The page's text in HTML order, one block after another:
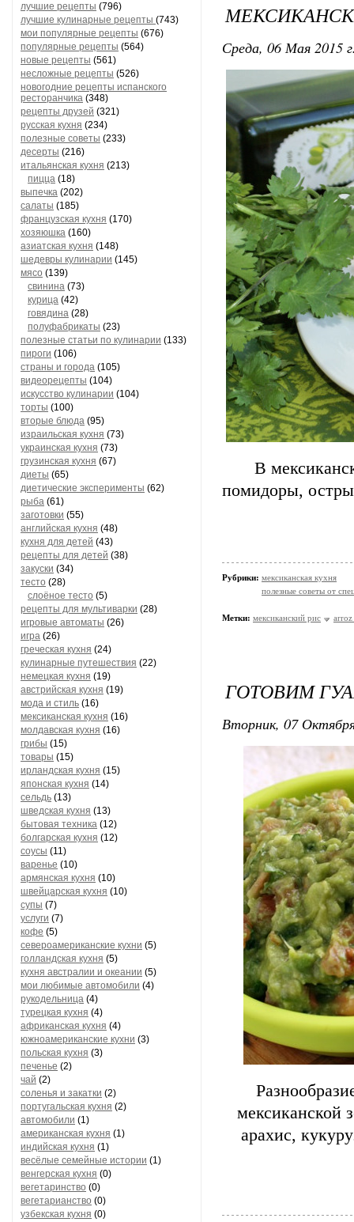
лучшие рецепты (796)
лучшие кулинарные рецепты (743)
мои популярные рецепты (676)
популярные рецепты (564)
новые рецепты (561)
несложные рецепты (526)
новогодние рецепты испанского
ресторанчика (348)
рецепты друзей (321)
русская кухня (234)
полезные советы (233)
десерты (216)
итальянская кухня (213)
пицца (18)
выпечка (202)
салаты (185)
французская кухня (170)
хозяюшка (160)
азиатская кухня (148)
шедевры кулинарии (145)
мясо (139)
свинина (73)
курица (42)
говядина (28)
полуфабрикаты (23)
полезные статьи по кулинарии (133)
пироги (106)
страны и города (105)
видеорецепты (104)
искусство кулинарии (104)
торты (100)
вторые блюда (95)
израильская кухня (73)
украинская кухня (73)
грузинская кухня (67)
диеты (65)
диетические эксперименты (62)
рыба (61)
заготовки (55)
английская кухня (48)
кухня для детей (43)
рецепты для детей (38)
закуски (34)
тесто (28)
слоёное тесто (5)
рецепты для мультиварки (28)
игровые автоматы (26)
игра (26)
греческая кухня (24)
кулинарные путешествия (22)
немецкая кухня (19)
австрийская кухня (19)
мода и стиль (16)
мексиканская кухня (16)
молдавская кухня (16)
грибы (15)
товары (15)
ирландская кухня (15)
японская кухня (14)
сельдь (13)
шведская кухня (13)
бытовая техника (12)
болгарская кухня (12)
соусы (11)
варенье (10)
армянская кухня (10)
швейцарская кухня (10)
супы (7)
услуги (7)
кофе (5)
североамериканские кухни (5)
голландская кухня (5)
кухня австралии и океании (5)
мои любимые автомобили (4)
рукодельница (4)
турецкая кухня (4)
африканская кухня (4)
южноамериканские кухни (3)
польская кухня (3)
печенье (2)
чай (2)
соленья и закатки (2)
португальская кухня (2)
автомобили (1)
американская кухня (1)
индийская кухня (1)
весёлые семейные истории (1)
венгерская кухня (0)
вегетаринство (0)
вегетарианство (0)
узбекская кухня (0)
Среда, 06 Мая 2015
В
помидоры,
Рубрики: мексиканская кухня
полезные советы от
Метки: мексиканский рис arroz
ГОТОВИМ
Вторник, 07
мексиканской
арахис,